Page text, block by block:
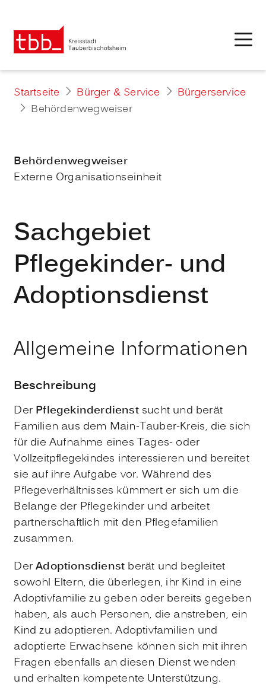
Startseite Bürger & Service
Bürgerservice
Behördenwegweiser
Behördenwegweiser
Externe Organisationseinheit
Sachgebiet
Pflegekinder- und
Adoptionsdienst
Allgemeine Informationen
Beschreibung
Der Pflegekinderdienstsucht und berät
Familien aus dem Main-Tauber-Kreis, die sich
für die Aufnahme eines Tages- oder
Vollzeitpflegekindes interessieren und bereitet
sie auf ihre Aufgabe vor. Während des
Pflegeverhältnisses kümmert er sich um die
Belange der Pflegekinder und arbeitet
partnerschaftlich mit den Pflegefamilien
zusammen.
DerAdoptionsdienst berät und begleitet
sowohl Eltern, die überlegen, ihr Kind in eine
Adoptivfamilie zu geben oder bereits gegeben
haben, als auch Personen, die anstreben, ein
Kind zu adoptieren. Adoptivfamilien und
adoptierte Erwachsene können sich mit ihren
Fragen ebenfalls an diesen Dienst wenden
und erhalten kompetente Unterstützung.